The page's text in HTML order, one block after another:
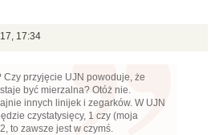
17:34
Czy przyjęcie UJN powoduje, że
być mierzalna? Otóż nie.
innych linijek i zegarków. W UJN
czystatysięcy, 1 czy (moja
to zawsze jest w czymś.